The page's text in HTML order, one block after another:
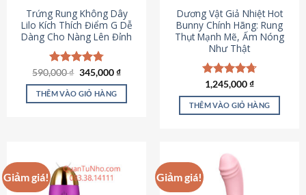
Trứng Rung Không Dây
Lilo Kích Thích Điểm G Dễ
Dàng Cho Nàng Lên Đỉnh
Được xếp
hạng4.79
5 sao
590,000₫ Giá
là:
590,000 ₫.
345,000₫Giá
tại
345,000 ₫.
THÊM VÀO GIỎ HÀNG
Dương Vật Giả Nhiệt Hot
Bunny Chính Hãng: Rung
Thụt Mạnh Mẽ, Ấm Nóng
Như Thật
Được xếp
hạng4.73
5 sao
1,245,000₫
THÊM VÀO GIỎ HÀNG
Giảm giá! Giảm giá!